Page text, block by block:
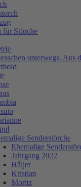
für Störche
unterwegs. Aus
Senderstörche
Ehemalige
Jahrgang 2022
Håljer
Kristian
Moritz